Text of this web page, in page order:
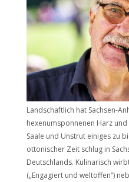
Landschaftlich hat Sachsen-
hexenumsponnenen Harz
Saale und Unstrut einiges zu
ottonischer Zeit schlug in
Deutschlands. Kulinarisch
(„Engagiert und weltoffen“)